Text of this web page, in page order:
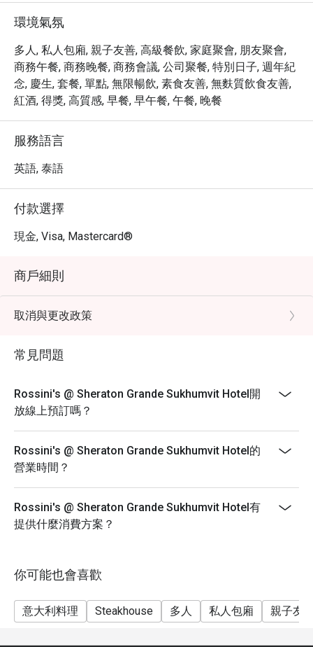
環境氣氛
多人, 私人包廂, 親子友善, 高級餐飲, 家庭聚會, 朋友聚會,
商務午餐, 商務晚餐, 商務會議, 公司聚餐, 特別日子, 週年紀
念, 慶生, 套餐, 單點, 無限暢飲, 素食友善, 無麩質飲食友善,
紅酒, 得獎, 高質感, 早餐, 早午餐, 午餐, 晚餐
服務語言
英語, 泰語
付款選擇
現金, Visa, Mastercard®
商戶細則
取消與更改政策
常見問題
Rossini's @ Sheraton Grande Sukhumvit Hotel開
放線上預訂嗎？
Rossini's @ Sheraton Grande Sukhumvit Hotel的
營業時間？
Rossini's @ Sheraton Grande Sukhumvit Hotel有
提供什麼消費方案？
你可能也會喜歡
意大利料理 Steakhouse 多人 私人包廂 親子友